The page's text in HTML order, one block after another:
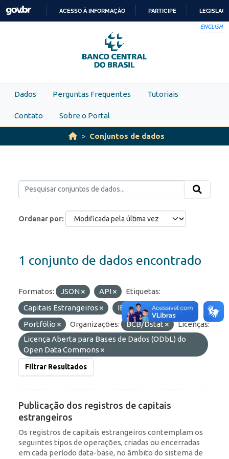
Skip to main content
PARA
O
CONTEÚDO
ACESSO À INFORMAÇÃO PARTICIPE
ENGLISH
Dados Perguntas Frequentes Tutoriais
Contato Sobre o Portal
Conjuntos de dados
Ordenar por
1 conjunto de dados encontrado
Formatos: JSON API
Etiquetas:
Capitais Estrangeiros
IED
ROF
Portfólio
Organizações: BCB/Dstat
Licenças:
Licença Aberta para Bases de Dados (ODbL) do
Open Data Commons
Filtrar Resultados
Publicação dos registros de capitais
estrangeiros
Os registros de capitais estrangeiros contemplam os
seguintes tipos de operações, criadas ou encerradas
em cada período data-base, no âmbito do sistema de